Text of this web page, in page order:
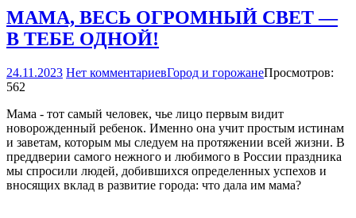
МАМА, ВЕСЬ ОГРОМНЫЙ СВЕТ —
В ТЕБЕ ОДНОЙ!
24.11.2023 Нет комментариевГород и горожанеПросмотров:
562
Мама - тот самый человек, чье лицо первым видит
новорожденный ребенок. Именно она учит простым истинам
и заветам, которым мы следуем на протяжении всей жизни. В
преддверии самого нежного и любимого в России праздника
мы спросили людей, добившихся определенных успехов и
вносящих вклад в развитие города: что дала им мама?